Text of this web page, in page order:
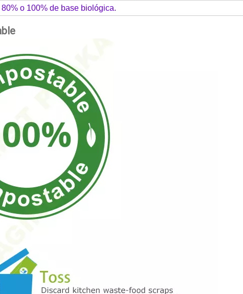
80% o 100% de base biológica.